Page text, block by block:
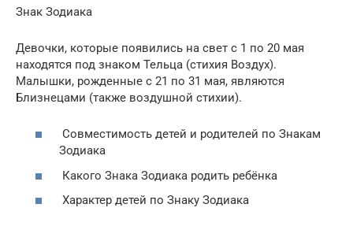
Знак Зодиака
Девочки, которые появились на свет с 1 по 20 мая
находятся под знаком Тельца (стихия Воздух).
Малышки, рожденные с 21 по 31 мая, являются
Близнецами (также воздушной стихии).
Совместимость детей и родителей по Знакам
Зодиака
Какого Знака Зодиака родить ребёнка
Характер детей по Знаку Зодиака